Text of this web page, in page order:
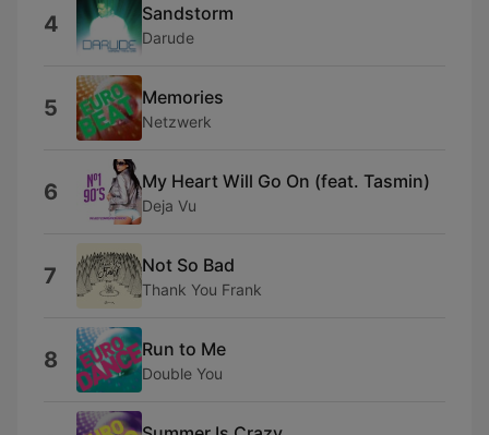
4 Sandstorm
Darude
5 Memories
Netzwerk
6 My Heart Will Go On (feat. Tasmin)
Deja Vu
7 Not So Bad
Thank You Frank
8 Run to Me
Double You